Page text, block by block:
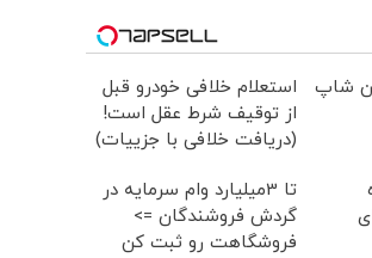
شاپ
استعلام خلافی خودرو قبل
از توقیف شرط عقل است!
(دریافت خلافی با جزییات)
تا 3میلیارد وام سرمایه در
گردش فروشندگان =>
فروشگاهت رو ثبت کن